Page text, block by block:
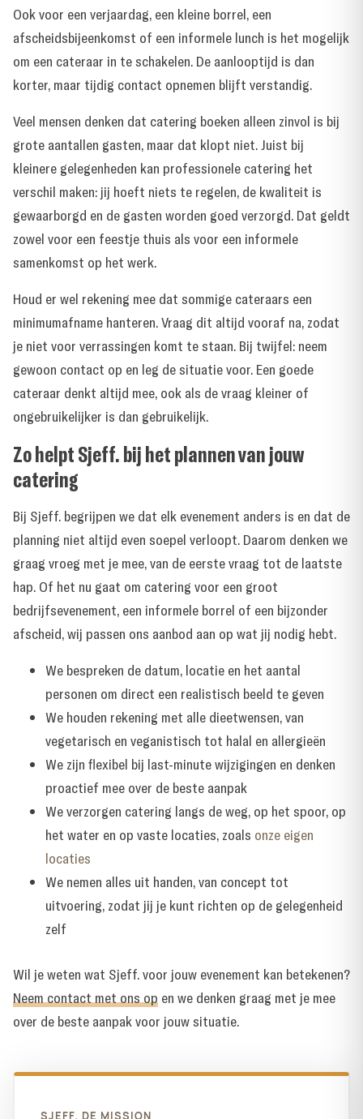
Ook voor een verjaardag, een kleine borrel, een
afscheidsbijeenkomst of een informele lunch is het mogelijk
om een cateraar in te schakelen. De aanlooptijd is dan
korter, maar tijdig contact opnemen blijft verstandig.
Veel mensen denken dat catering boeken alleen zinvol is bij
grote aantallen gasten, maar dat klopt niet. Juist bij
kleinere gelegenheden kan professionele catering het
verschil maken: jij hoeft niets te regelen, de kwaliteit is
gewaarborgd en de gasten worden goed verzorgd. Dat geldt
zowel voor een feestje thuis als voor een informele
samenkomst op het werk.
Houd er wel rekening mee dat sommige cateraars een
minimumafname hanteren. Vraag dit altijd vooraf na, zodat
je niet voor verrassingen komt te staan. Bij twijfel: neem
gewoon contact op en leg de situatie voor. Een goede
cateraar denkt altijd mee, ook als de vraag kleiner of
ongebruikelijker is dan gebruikelijk.
Zo helpt Sjeff. bij het plannen van jouw
catering
Bij Sjeff. begrijpen we dat elk evenement anders is en dat de
planning niet altijd even soepel verloopt. Daarom denken we
graag vroeg met je mee, van de eerste vraag tot de laatste
hap. Of het nu gaat om catering voor een groot
bedrijfsevenement, een informele borrel of een bijzonder
afscheid, wij passen ons aanbod aan op wat jij nodig hebt.
We bespreken de datum, locatie en het aantal
personen om direct een realistisch beeld te geven
We houden rekening met alle dieetwensen, van
vegetarisch en veganistisch tot halal en allergieën
We zijn flexibel bij last-minute wijzigingen en denken
proactief mee over de beste aanpak
We verzorgen catering langs de weg, op het spoor, op
het water en op vaste locaties, zoals onze eigen
locaties
We nemen alles uit handen, van concept tot
uitvoering, zodat jij je kunt richten op de gelegenheid
zelf
Wil je weten wat Sjeff. voor jouw evenement kan betekenen?
Neem contact met ons op en we denken graag met je mee
over de beste aanpak voor jouw situatie.
SJEFF. DE MISSION